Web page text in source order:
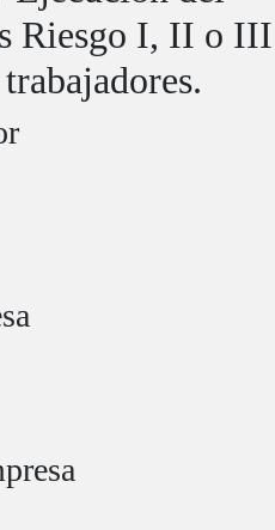
Riesgo I, II o III